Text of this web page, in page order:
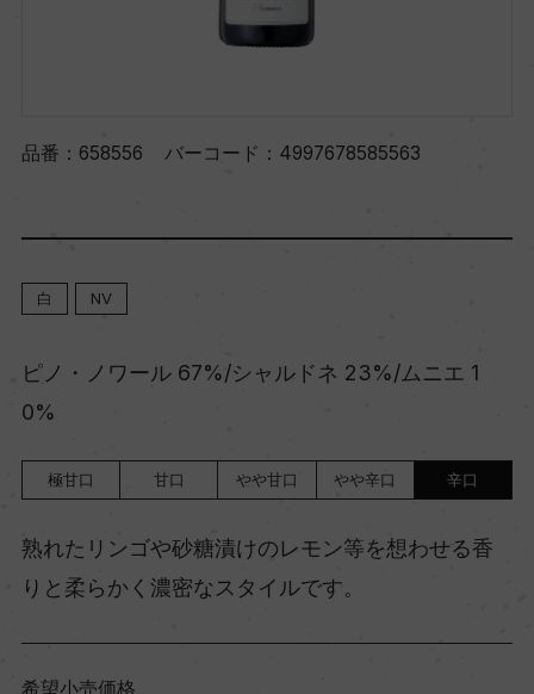
品番： 658556 バーコード： 4997678585563
白 NV
ピノ・ノワール 67%/シャルドネ 23%/ムニエ 1
0%
極甘口 甘口 やや甘口 やや辛口 辛口
熟れたリンゴや砂糖漬けのレモン等を想わせる香
りと柔らかく濃密なスタイルです。
希望小売価格